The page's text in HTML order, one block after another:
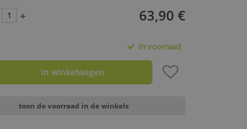
63,90 €
In voorraad
In winkelwagen
toon de voorraad in de winkels